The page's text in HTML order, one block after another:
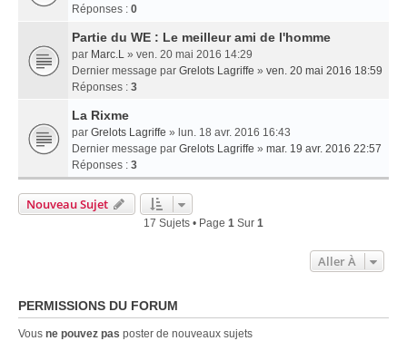
Réponses : 0
Partie du WE : Le meilleur ami de l'homme
par Marc.L » ven. 20 mai 2016 14:29
Dernier message par Grelots Lagriffe » ven. 20 mai 2016 18:59
Réponses : 3
La Rixme
par Grelots Lagriffe » lun. 18 avr. 2016 16:43
Dernier message par Grelots Lagriffe » mar. 19 avr. 2016 22:57
Réponses : 3
Nouveau Sujet
17 Sujets • Page 1 Sur 1
Aller À
PERMISSIONS DU FORUM
Vous ne pouvez pas poster de nouveaux sujets